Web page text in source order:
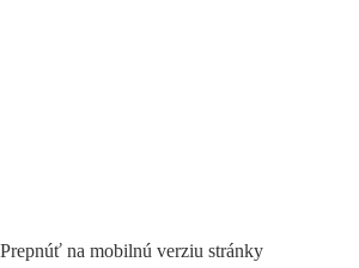
Prepnúť na mobilnú verziu stránky